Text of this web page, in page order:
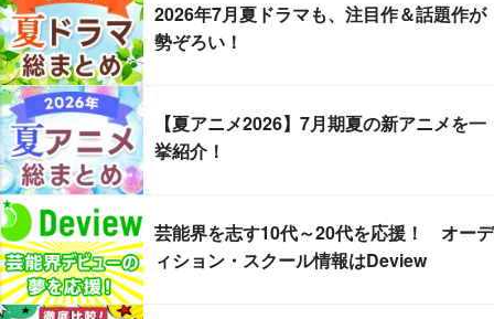
2026年7月夏ドラマも、注目作＆話題作が
勢ぞろい！
【夏アニメ2026】7月期夏の新アニメを一
挙紹介！
芸能界を志す10代～20代を応援！ オーデ
ィション・スクール情報はDeview